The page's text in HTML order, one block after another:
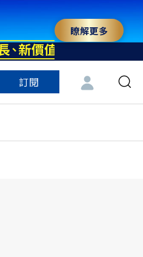
瞭解更多
訂閱
特色頻道